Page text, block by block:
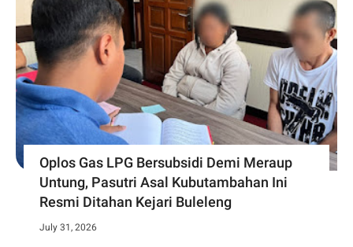
Oplos Gas LPG Bersubsidi Demi Meraup
Untung, Pasutri Asal Kubutambahan Ini
Resmi Ditahan Kejari Buleleng
July 31, 2026